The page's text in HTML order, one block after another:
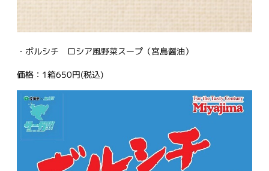
・ボルシチ ロシア風野菜スープ（宮島醤油）
価格：1箱650円(税込)